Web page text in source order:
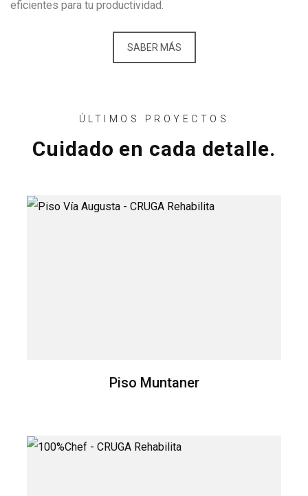
eficientes para tu productividad.
SABER MÁS
ÚLTIMOS PROYECTOS
Cuidado en cada detalle.
Piso Muntaner